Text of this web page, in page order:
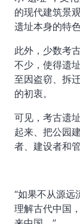
的现代建筑景
遗址本身的特色
此外，少数考
不少，使得遗
至因盗窃、拆
的初衷。
可见，考古遗
起来、把公园
者、建设者和
“如果不从源远
理解古代中国